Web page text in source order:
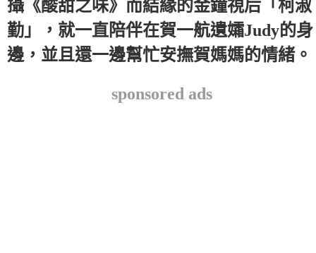
攝《酸甜之味》而結緣的金鐘視后「柯淑
勤」，就一直陪伴在賀一航遺孀Judy的身
邊，並且還一邊幫忙安撫賀媽媽的情緒。
sponsored ads